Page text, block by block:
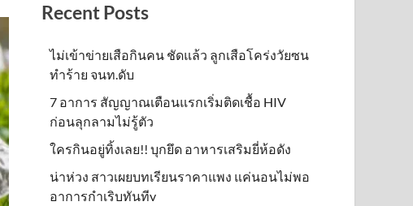
Recent Posts
ไม่เข้าข่าย​เสือกินคน ชัดแล้ว ลูกเสือโคร่งวัยซน
ทำร้าย จนท.ดับ
7 อาการ สัญญาณเตือนแรกเริ่มติดเชื้อ HIV
ก่อนลุกลามไม่รู้ตัว
ใครกินอยู่ทิ้งเลย!! บุกยึด อาหารเสริมยี่ห้อดัง
น่าห่วง สาวเผยบทเรียนราคาแพง แค่นอนไม่พอ
อาการกำเริบทันทีv